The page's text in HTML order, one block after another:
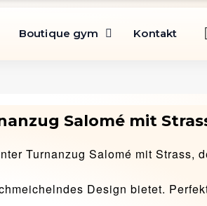
Boutique gym Kontakt
Salomé mit
Turnanzug Salomé mit Strass,
Design bietet.